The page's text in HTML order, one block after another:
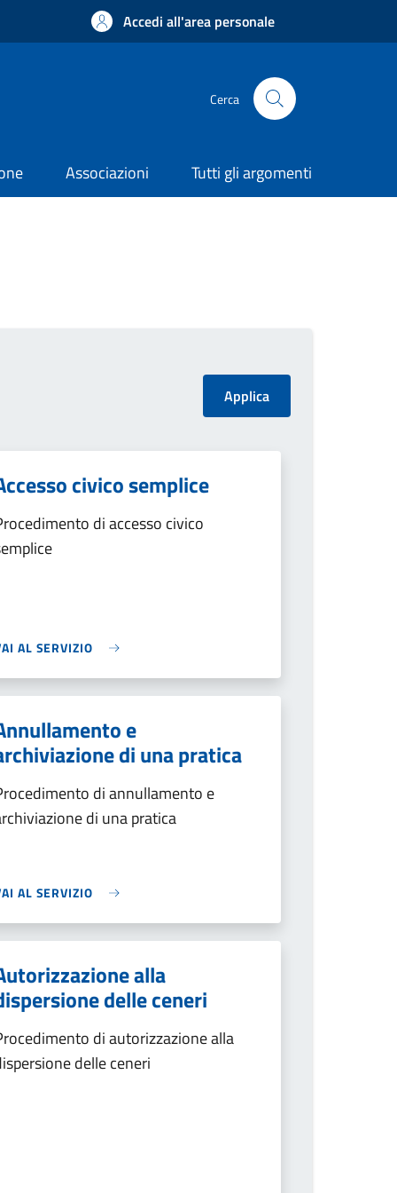
Accedi all'area personale
Cerca
Associazioni Tutti gli argomenti
civico semplice
di accesso civico
AL SERVIZIO
e
di una pratica
di annullamento e
di una pratica
AL SERVIZIO
alla
delle ceneri
di autorizzazione alla
delle ceneri